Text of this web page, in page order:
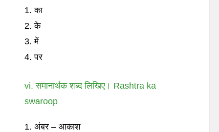
1. का
2. के
3. में
4. पर
vi. समानार्थक शब्द लिखिए। Rashtra ka
swaroop
1. अंबर – आकाश